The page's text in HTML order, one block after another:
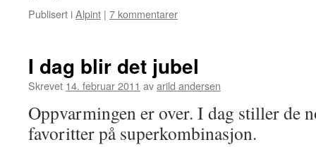
Publisert iAlpint | 7 kommentarer
I dag blir det jubel
Skrevet 14. februar 2011 avarild andersen
Oppvarmingen er over. I dag stiller de
favoritter på superkombinasjon.